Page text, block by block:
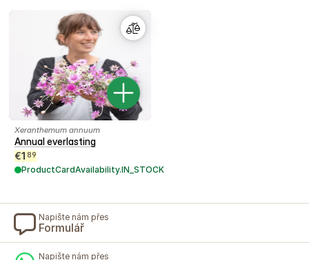
Xeranthemum annuum
Annual everlasting
€1 89
ProductCardAvailability.IN_STOCK
Napište nám přes
Formulář
Napište nám přes